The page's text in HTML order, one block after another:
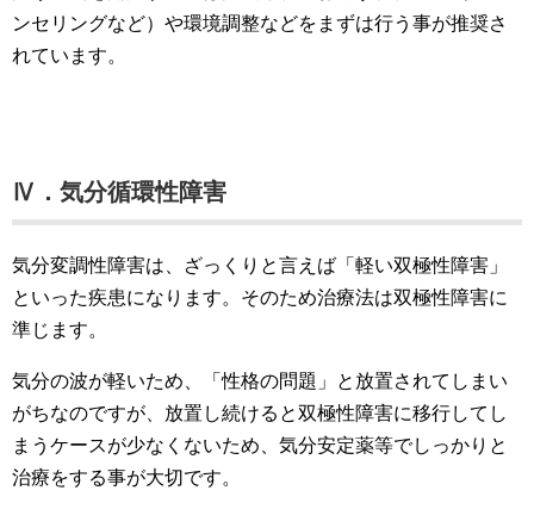
ンセリングなど）や環境調整などをまずは行う事が推奨さ
れています。
Ⅳ．気分循環性障害
気分変調性障害は、ざっくりと言えば「軽い双極性障害」
といった疾患になります。そのため治療法は双極性障害に
準じます。
気分の波が軽いため、「性格の問題」と放置されてしまい
がちなのですが、放置し続けると双極性障害に移行してし
まうケースが少なくないため、気分安定薬等でしっかりと
治療をする事が大切です。